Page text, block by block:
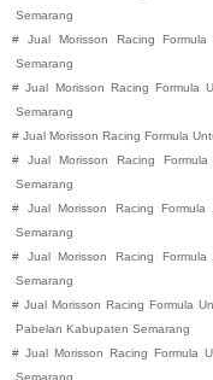
Semarang
#
Jual Morisson Racing
Semarang
# Jual Morisson Racing Formula
Semarang
# Jual Morisson Racing Formula
#
Jual Morisson Racing
Semarang
#
Jual Morisson Racing
Semarang
#
Jual Morisson Racing
Semarang
# Jual Morisson Racing Formula
Pabelan Kabupaten Semarang
# Jual Morisson Racing Formula